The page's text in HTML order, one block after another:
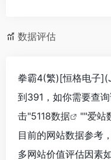
数据评估
拳霸4(繁)[恒格电子
到391，如你需要查
击"5118数据 ""爱站
目前的网站数据参考
多网站价值评估因素